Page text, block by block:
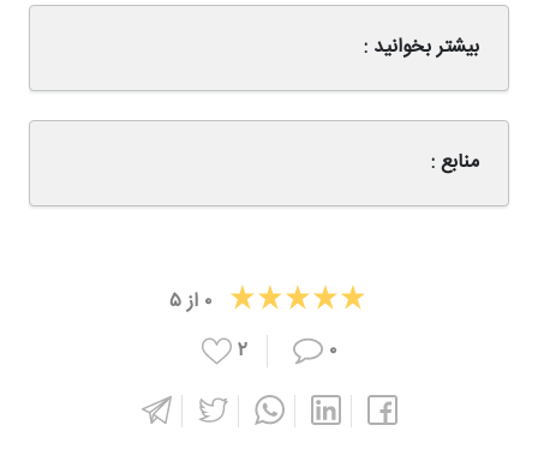
بیشتر بخوانید :
منابع :
۰ از۵
۰
۲